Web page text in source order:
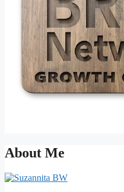
About Me